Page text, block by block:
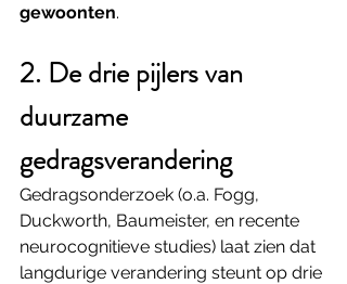
gewoonten.
2. De drie pijlers van
duurzame
gedragsverandering
Gedragsonderzoek (o.a. Fogg,
Duckworth, Baumeister, en recente
neurocognitieve studies) laat zien dat
langdurige verandering steunt op drie